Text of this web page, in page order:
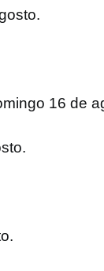
16 de